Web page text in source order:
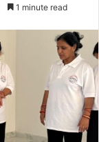
1 minute read